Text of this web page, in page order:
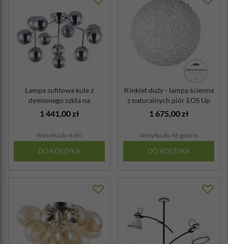
Lampa sufitowa kule z
dymionego szkła na
chromowanej pods...
1 441,00 zł
Wysyłka do 4 dni
DO KOSZYKA
Kinkiet duży - lampa ścienna
z naturalnych piór EOS Up
UM...
1 675,00 zł
Wysyłka do 48 godzin
DO KOSZYKA